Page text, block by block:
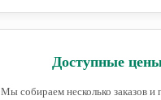
Доступные
Мы собираем несколько заказов и